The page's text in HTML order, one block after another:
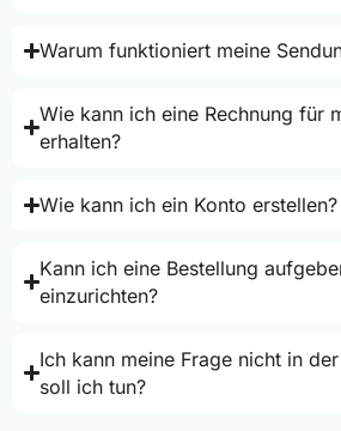
Warum funktioniert meine
Wie kann ich eine Rechnung für
erhalten?
Wie kann ich ein Konto erstellen?
Kann ich eine Bestellung
einzurichten?
Ich kann meine Frage nicht in
soll ich tun?